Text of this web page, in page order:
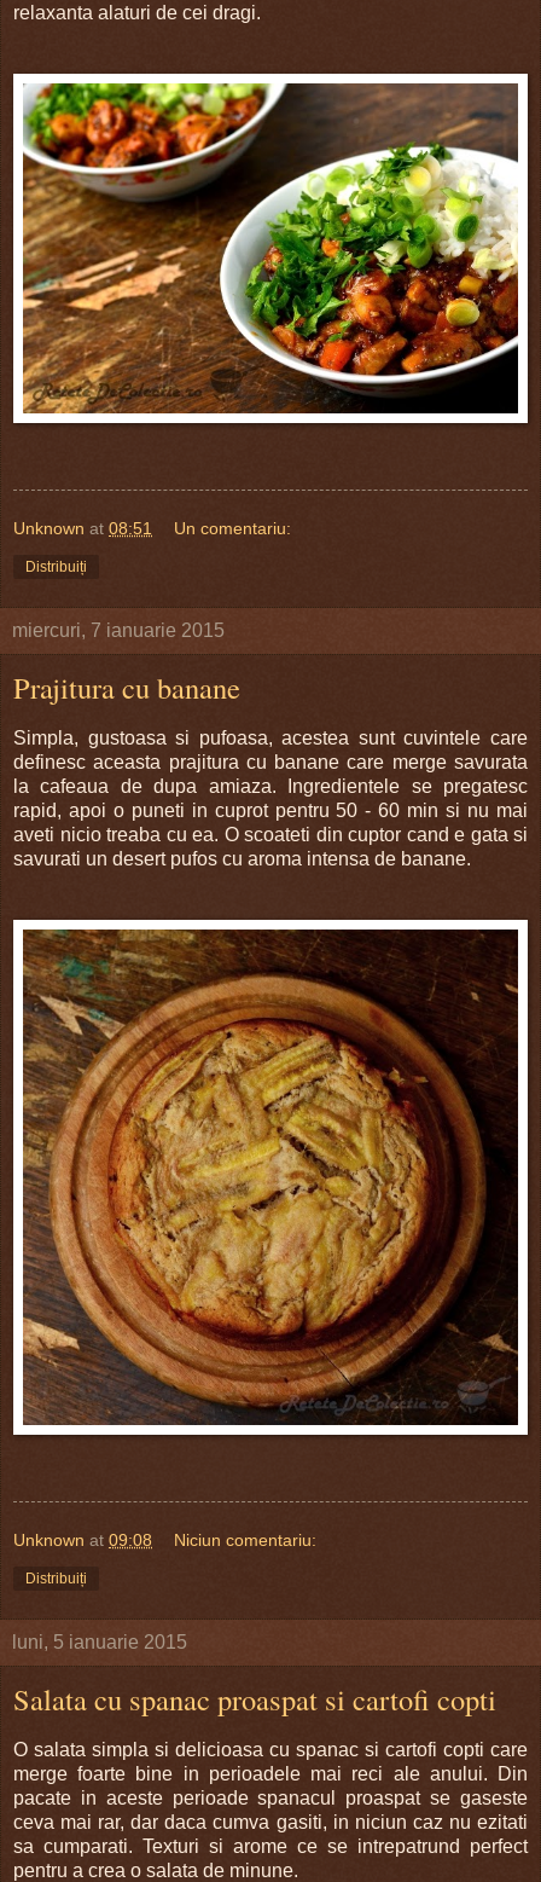
relaxanta alaturi de cei dragi.
Unknown at 08:51 Un comentariu:
Distribuiți
miercuri, 7 ianuarie 2015
Prajitura cu banane
Simpla, gustoasa si pufoasa, acestea sunt cuvintele care
definesc aceasta prajitura cu banane care merge savurata
la cafeaua de dupa amiaza. Ingredientele se pregatesc
rapid, apoi o puneti in cuprot pentru 50 - 60 min si nu mai
aveti nicio treaba cu ea. O scoateti din cuptor cand e gata si
savurati un desert pufos cu aroma intensa de banane.
Unknown at 09:08 Niciun comentariu:
Distribuiți
luni, 5 ianuarie 2015
Salata cu spanac proaspat si cartofi copti
O salata simpla si delicioasa cu spanac si cartofi copti care
merge foarte bine in perioadele mai reci ale anului. Din
pacate in aceste perioade spanacul proaspat se gaseste
ceva mai rar, dar daca cumva gasiti, in niciun caz nu ezitati
sa cumparati. Texturi si arome ce se intrepatrund perfect
pentru a crea o salata de minune.